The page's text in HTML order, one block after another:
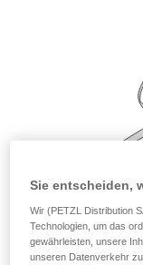
Die
Training
einem
Vorgang
Sie ihn
noch
Sie entscheiden,
Wir (PETZL Distribution
Technologien, um das
gewährleisten, unsere
unseren Datenverkehr